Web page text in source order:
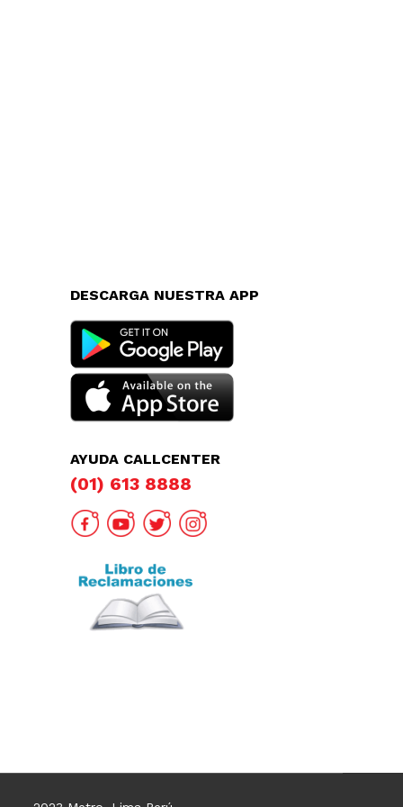
DESCARGA NUESTRA APP
AYUDA CALLCENTER
(01) 613 8888